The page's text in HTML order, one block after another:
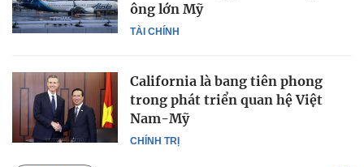
TÀI CHÍNH
ông lớn Mỹ
CHÍNH TRỊ
California là bang tiên phong
trong phát triển quan hệ Việt
Nam-Mỹ